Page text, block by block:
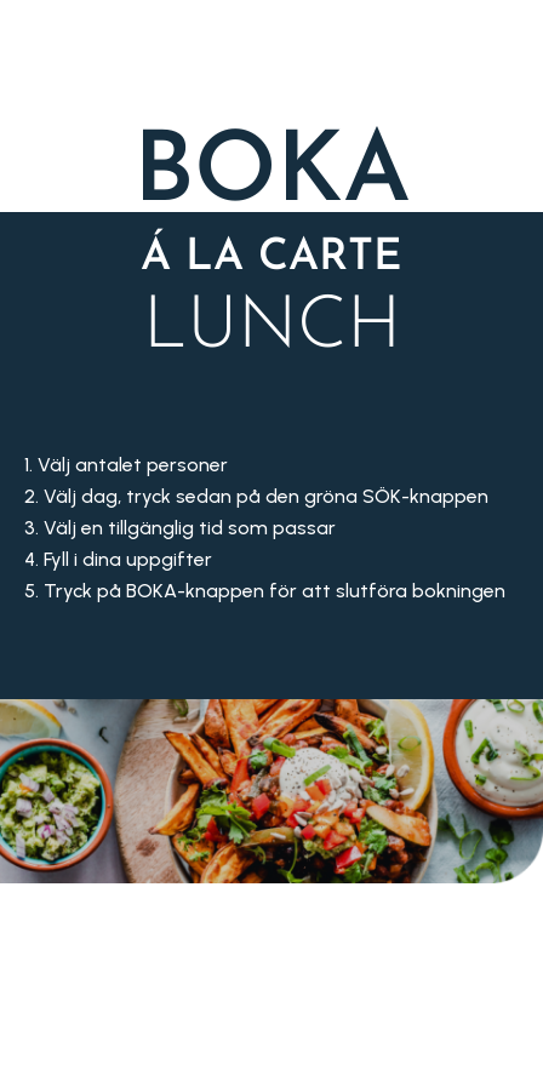
BOKA
Á LA CARTE
LUNCH
Välj antalet personer
Välj dag, tryck sedan på den gröna SÖK-knappen
Välj en tillgänglig tid som passar
Fyll i dina uppgifter
Tryck på BOKA-knappen för att slutföra bokningen